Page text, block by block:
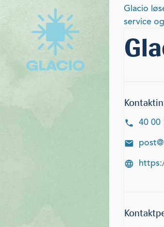
Glacio
service
40 00